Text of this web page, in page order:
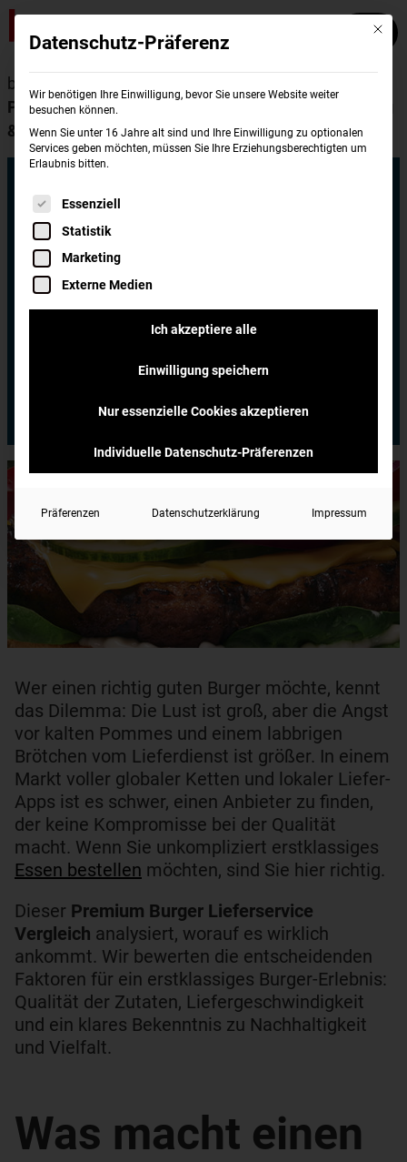
burgerme
Premium Burger Lieferservice Vergleich: Nachhaltig
& Schnell
Premium Burger
Lieferservice
Vergleich:
Nachhaltig &
Schnell
Wer einen richtig guten Burger möchte, kennt
das Dilemma: Die Lust ist groß, aber die Angst
vor kalten Pommes und einem labbrigen
Brötchen vom Lieferdienst ist größer. In einem
Markt voller globaler Ketten und lokaler Liefer-
Apps ist es schwer, einen Anbieter zu finden,
der keine Kompromisse bei der Qualität
macht. Wenn Sie unkompliziert erstklassiges
Essen bestellen möchten, sind Sie hier richtig.
Dieser Premium Burger Lieferservice
Vergleich analysiert, worauf es wirklich
ankommt. Wir bewerten die entscheidenden
Faktoren für ein erstklassiges Burger-Erlebnis:
Qualität der Zutaten, Liefergeschwindigkeit
und ein klares Bekenntnis zu Nachhaltigkeit
und Vielfalt.
Was macht einen
Mit
Datenschutz-Präferenz
Wir benötigen Ihre Einwilligung, bevor Sie unsere Website weiter
besuchen können.
Wenn Sie unter 16 Jahre alt sind und Ihre Einwilligung zu optionalen
Services geben möchten, müssen Sie Ihre Erziehungsberechtigten um
Erlaubnis bitten.
Es folgt eine Liste der Service-Gruppen, für
Essenziell
Statistik
Marketing
Externe Medien
Ich akzeptiere alle
Einwilligung speichern
Nur essenzielle Cookies akzeptieren
Individuelle Datenschutz-Präferenzen
Präferenzen Datenschutzerklärung Impressum